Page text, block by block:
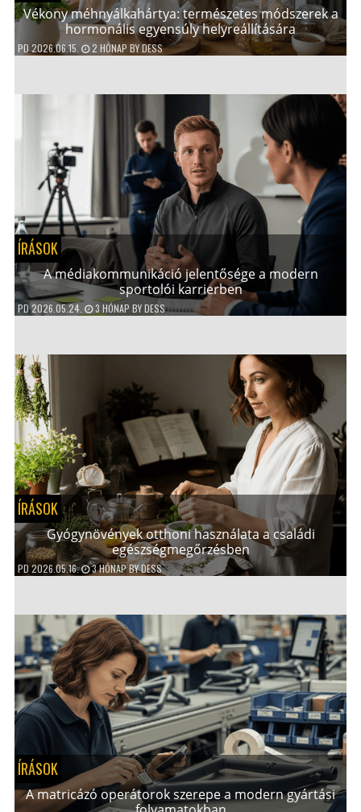
Vékony méhnyálkahártya: természetes módszerek a
hormonális egyensúly helyreállítására
PD 2026.06.15. 2 HÓNAP BYDESS
ÍRÁSOK
A médiakommunikáció jelentősége a modern
sportolói karrierben
PD2026.05.24. 3 HÓNAP BYDESS
ÍRÁSOK
Gyógynövények otthoni használata a családi
egészségmegőrzésben
PD2026.05.16. 3 HÓNAPBYDESS
ÍRÁSOK
A matricázó operátorok szerepe a modern gyártási